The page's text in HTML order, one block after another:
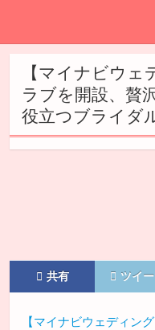
【マイナビウ
ラブを開設、贅
役立つブライダ
共有 ツイー
【マイナビウェディング